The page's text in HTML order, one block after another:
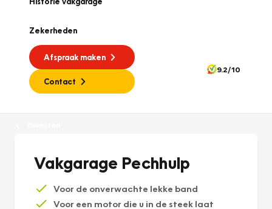
Zekerheden
Afspraak maken
Contact
9.2/10
Vakgarage Pechhulp
Voor de onverwachte lekke band
Voor een motor die u in de steek laat